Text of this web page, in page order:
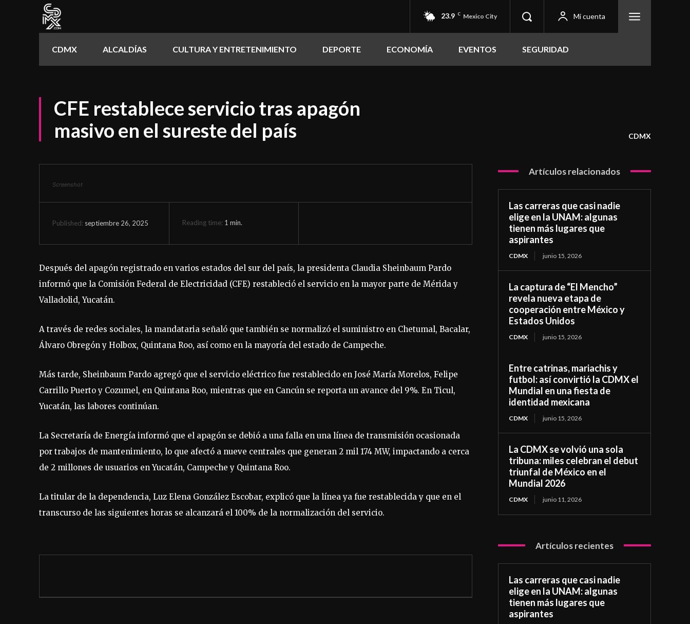
23.9 C Mexico City Mi cuenta
CDMX ALCALDÍAS CULTURA Y ENTRETENIMIENTO DEPORTE ECONOMÍA EVENTOS SEGURIDAD
CFE restablece servicio tras apagón
masivo en el sureste del país
CDMX
Screenshot
Published: septiembre 26, 2025 Reading time: 1 min.
Después del apagón registrado en varios estados del sur del país, la presidenta Claudia Sheinbaum Pardo
informó que la Comisión Federal de Electricidad (CFE) restableció el servicio en la mayor parte de Mérida y
Valladolid, Yucatán.
A través de redes sociales, la mandataria señaló que también se normalizó el suministro en Chetumal, Bacalar,
Álvaro Obregón y Holbox, Quintana Roo, así como en la mayoría del estado de Campeche.
Más tarde, Sheinbaum Pardo agregó que el servicio eléctrico fue restablecido en José María Morelos, Felipe
Carrillo Puerto y Cozumel, en Quintana Roo, mientras que en Cancún se reporta un avance del 9%. En Ticul,
Yucatán, las labores continúan.
La Secretaría de Energía informó que el apagón se debió a una falla en una línea de transmisión ocasionada
por trabajos de mantenimiento, lo que afectó a nueve centrales que generan 2 mil 174 MW, impactando a cerca
de 2 millones de usuarios en Yucatán, Campeche y Quintana Roo.
La titular de la dependencia, Luz Elena González Escobar, explicó que la línea ya fue restablecida y que en el
transcurso de las siguientes horas se alcanzará el 100% de la normalización del servicio.
Artículos relacionados
Las carreras que casi nadie
elige en la UNAM: algunas
tienen más lugares que
aspirantes
CDMX junio 15, 2026
La captura de “El Mencho”
revela nueva etapa de
cooperación entre México y
Estados Unidos
CDMX junio 15, 2026
Entre catrinas, mariachis y
futbol: así convirtió la CDMX el
Mundial en una fiesta de
identidad mexicana
CDMX junio 15, 2026
La CDMX se volvió una sola
tribuna: miles celebran el debut
triunfal de México en el
Mundial 2026
CDMX junio 11, 2026
Artículos recientes
Las carreras que casi nadie
elige en la UNAM: algunas
tienen más lugares que
aspirantes